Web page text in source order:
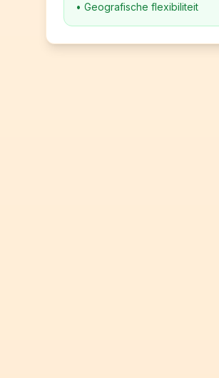
• Geografische flexibiliteit